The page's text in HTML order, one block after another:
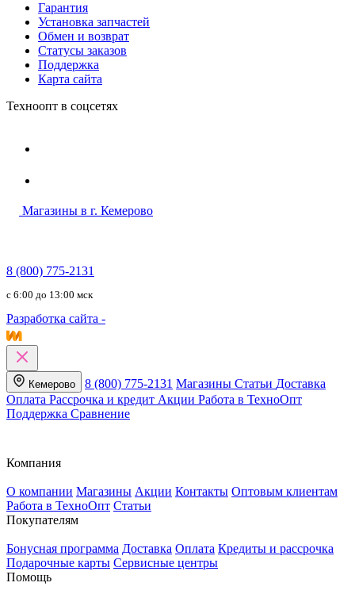
Гарантия
Установка запчастей
Обмен и возврат
Статусы заказов
Поддержка
Карта сайта
Техноопт в соцсетях
Магазины в г. Кемерово
8 (800) 775-2131
c 6:00 до 13:00 мск
Разработка сайта -
Кемерово 8 (800) 775-2131 Магазины Статьи Доставка
Оплата Рассрочка и кредит Акции Работа в ТехноОпт
Поддержка Сравнение
Компания
О компании Магазины Акции Контакты Оптовым клиентам
Работа в ТехноОпт Статьи
Покупателям
Бонусная программа Доставка Оплата Кредиты и рассрочка
Подарочные карты Сервисные центры
Помощь